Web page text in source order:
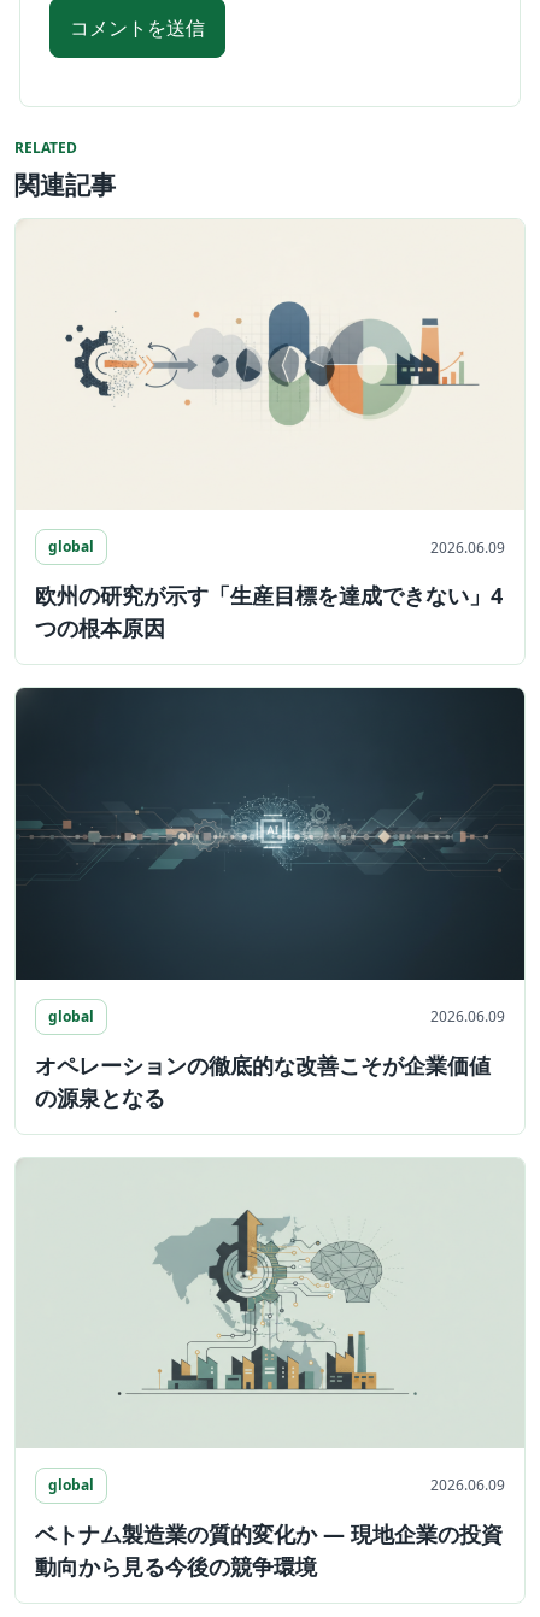
RELATED
関連記事
global 2026.06.09
欧州の研究が示す「生産目標を達成できない」4
つの根本原因
global 2026.06.09
オペレーションの徹底的な改善こそが企業価値
の源泉となる
global 2026.06.09
ベトナム製造業の質的変化か ― 現地企業の投資
動向から見る今後の競争環境